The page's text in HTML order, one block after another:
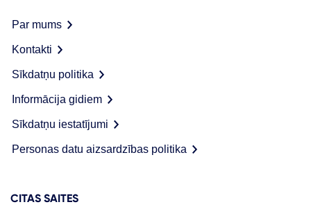
Par mums
Kontakti
Sīkdatņu politika
Informācija gidiem
Sīkdatņu iestatījumi
Personas datu aizsardzības politika
CITAS SAITES